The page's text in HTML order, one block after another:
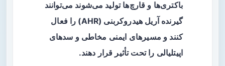
باکتری‌ها و قارچ‌ها تولید می‌شوند می‌توانند
گیرنده آریل هیدروکربنی (AHR) را فعال
کنند و مسیرهای ایمنی مخاطی و سدهای
اپیتلیالی را تحت تأثیر قرار دهند.